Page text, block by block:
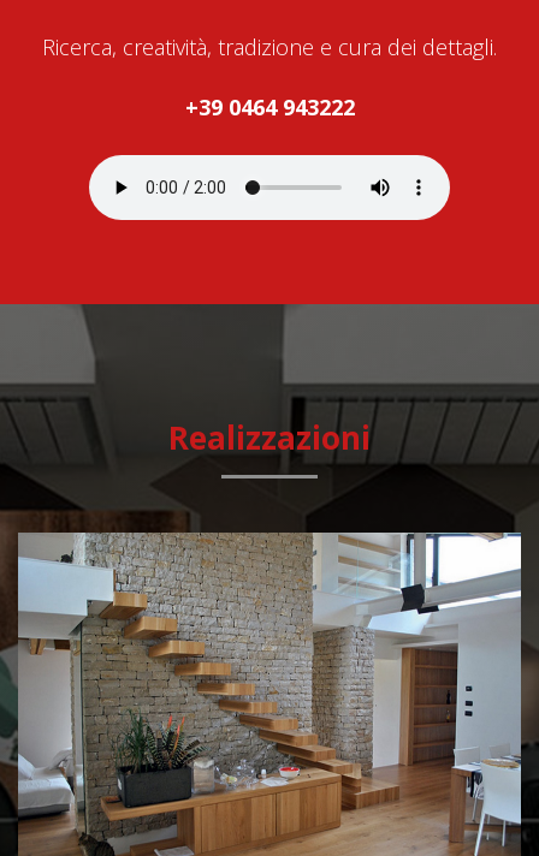
Ricerca, creatività, tradizione e cura dei dettagli.
+39 0464 943222
Realizzazioni